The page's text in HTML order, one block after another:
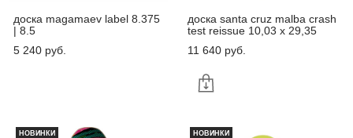
доска magamaev label 8.375
| 8.5
5 240 pуб.
доска santa cruz malba crash
test reissue 10,03 x 29,35
11 640 pуб.
НОВИНКИ НОВИНКИ